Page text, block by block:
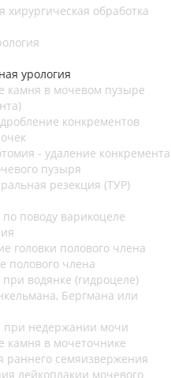
хирургическая обработка
урология
камня в мочевом пузыре
конкрементов
- удаление конкремента
пузыря
резекция (ТУР)
поводу варикоцеле
головки полового члена
полового члена
водянке (гидроцеле)
Бергмана или
недержании мочи
камня в мочеточнике
раннего семяизвержения
лейкоплакии мочевого